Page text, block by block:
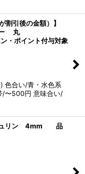
割引後の金額）】
ー 丸
イント付与対象
色合い/青・水色系
/〜500円 意味合い/
ュリン 4mm 品